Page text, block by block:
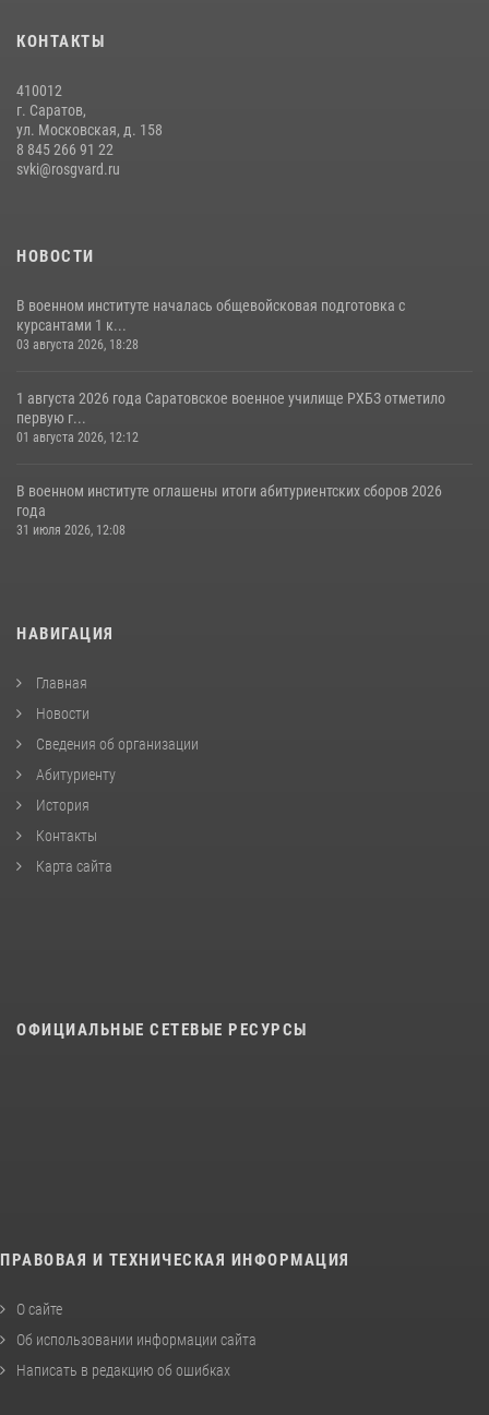
В военном институте оглашены итоги абитуриентских сборов 2026
31 июля 2026, 12:08
КОНТАКТЫ
410012
г. Саратов,
ул. Московская, д. 158
8 845 266 91 22
svki@rosgvard.ru
НОВОСТИ
В военном институте началась общевойсковая подготовка с
курсантами 1 к...
03 августа 2026, 18:28
1 августа 2026 года Саратовское военное училище РХБЗ отметило
первую г...
01 августа 2026, 12:12
В военном институте оглашены итоги абитуриентских сборов 2026
года
31 июля 2026, 12:08
НАВИГАЦИЯ
Главная
Новости
Сведения об организации
Абитуриенту
История
Контакты
Карта сайта
ОФИЦИАЛЬНЫЕ СЕТЕВЫЕ РЕСУРСЫ
ПРАВОВАЯ И ТЕХНИЧЕСКАЯ ИНФОРМАЦИЯ
О сайте
Об использовании информации сайта
Написать в редакцию об ошибках